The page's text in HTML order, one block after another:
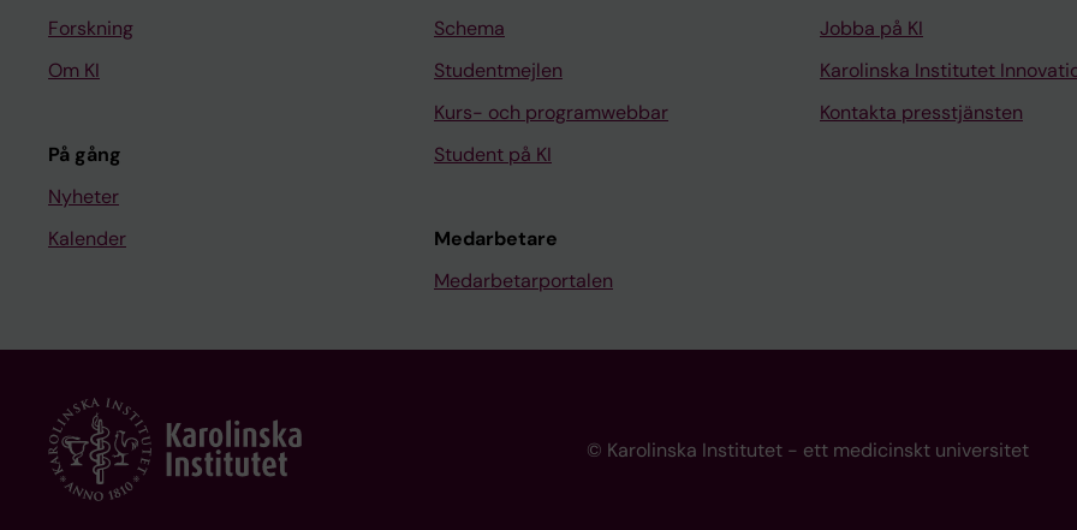
Forskning
Om KI
På gång
Nyheter
Kalender
Schema
Studentmejlen
Kurs- och programwebbar
Student på KI
Medarbetare
Medarbetarportalen
Jobba på KI
Karolinska Institutet
Kontakta presstjänsten
© Karolinska Institutet - ett medicinskt universitet